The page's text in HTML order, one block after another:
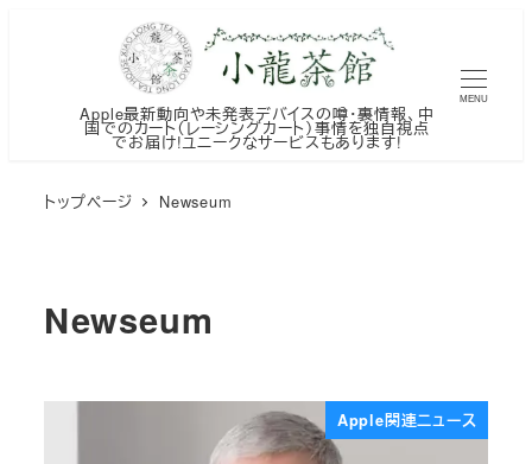
Apple最新動向や未発表デバイスの噂・裏情報、中
国でのカート（レーシングカート）事情を独自視点
でお届け!ユニークなサービスもあります!
MENU
トップページ Newseum
Newseum
Apple関連ニュース